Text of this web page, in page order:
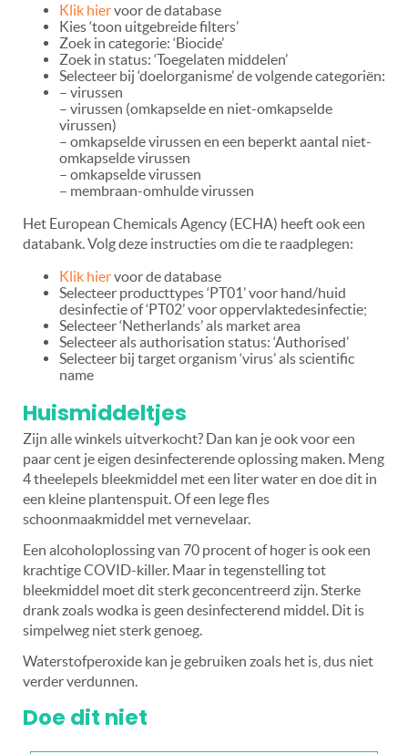
Klik hiervoor de database
Kies ‘toon uitgebreide filters’
Zoek in categorie: ‘Biocide’
Zoek in status: ‘Toegelaten middelen’
Selecteer bij ‘doelorganisme’ de volgende categoriën:
– virussen
– virussen (omkapselde en niet-omkapselde
virussen)
– omkapselde virussen en een beperkt aantal niet-
omkapselde virussen
– omkapselde virussen
– membraan-omhulde virussen
Het European Chemicals Agency (ECHA) heeft ook een
databank. Volg deze instructies om die te raadplegen:
Klik hiervoor de database
Selecteer producttypes ‘PT01’ voor hand/huid
desinfectie of ‘PT02’ voor oppervlaktedesinfectie;
Selecteer ‘Netherlands’ als market area
Selecteer als authorisation status: ‘Authorised’
Selecteer bij target organism ‘virus’ als scientific
name
Huismiddeltjes
Zijn alle winkels uitverkocht? Dan kan je ook voor een
paar cent je eigen desinfecterende oplossing maken. Meng
4 theelepels bleekmiddel met een liter water en doe dit in
een kleine plantenspuit. Of een lege fles
schoonmaakmiddel met vernevelaar.
Een alcoholoplossing van 70 procent of hoger is ook een
krachtige COVID-killer. Maar in tegenstelling tot
bleekmiddel moet dit sterk geconcentreerd zijn. Sterke
drank zoals wodka is geen desinfecterend middel. Dit is
simpelweg niet sterk genoeg.
Waterstofperoxide kan je gebruiken zoals het is, dus niet
verder verdunnen.
Doe dit niet